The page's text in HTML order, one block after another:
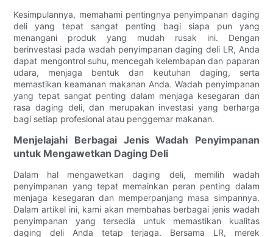
Kesimpulannya, memahami pentingnya penyimpanan daging
deli yang tepat sangat penting bagi siapa pun yang
menangani produk yang mudah rusak ini. Dengan
berinvestasi pada wadah penyimpanan daging deli LR, Anda
dapat mengontrol suhu, mencegah kelembapan dan paparan
udara, menjaga bentuk dan keutuhan daging, serta
memastikan keamanan makanan Anda. Wadah penyimpanan
yang tepat sangat penting dalam menjaga kesegaran dan
rasa daging deli, dan merupakan investasi yang berharga
bagi setiap profesional atau penggemar makanan.
Menjelajahi Berbagai Jenis Wadah Penyimpanan
untuk Mengawetkan Daging Deli
Dalam hal mengawetkan daging deli, memilih wadah
penyimpanan yang tepat memainkan peran penting dalam
menjaga kesegaran dan memperpanjang masa simpannya.
Dalam artikel ini, kami akan membahas berbagai jenis wadah
penyimpanan yang tersedia untuk memastikan kualitas
daging deli Anda tetap terjaga. Bersama LR, merek